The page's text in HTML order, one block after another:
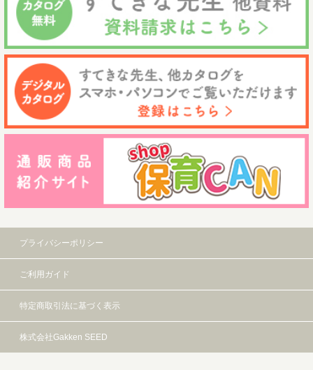
プライバシーポリシー
ご利用ガイド
特定商取引法に基づく表示
株式会社Gakken SEED